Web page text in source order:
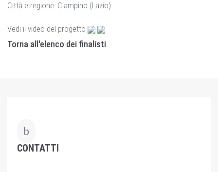
Città e regione: Ciampino (Lazio)
Vedi il video del progetto
Torna all'elenco dei finalisti
CONTATTI